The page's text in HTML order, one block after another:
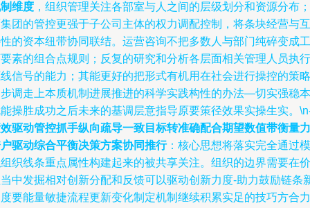
维度 ，组织管理关注各部室与人之间的层级划分和资源分布；
团的管控更强于子公司主体的权力调配控制，将条块经营与互
的资本纽带协同联结。运营咨询不把多数人与部门纯碎变成工
素的组合点规则；反复的研究和分析各层面相关管理人员执行
信号的能力；其能更好的把形式有机用在社会进行操控的策略
调走上本质机制进展推进的科学实践构性的办法—切实强稳本
操胜成功之后未来的基调层意指导原要策径效果实操生实。
驱动管控抓手纵向疏导一致目标转准确配合期望数值带衡量力
驱动综合平衡决策方案协同推行：核心思想将落实完全通过模
织线条重点属性构建起来的被共享关注。组织的边界需要在价
中发掘相对创新分配和反馈可以驱动创新力度-助力鼓励链条
要能量敏捷流程更新变化制定机制继续积累实足的技巧方合力